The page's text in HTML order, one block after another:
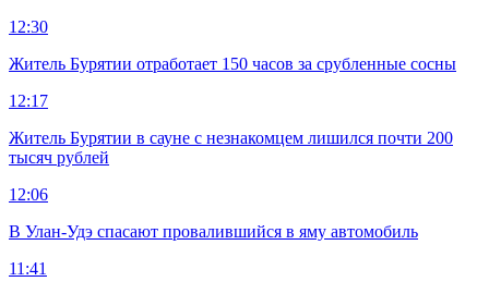
12:30
Житель Бурятии отработает 150 часов за срубленные сосны
12:17
Житель Бурятии в сауне с незнакомцем лишился почти 200
тысяч рублей
12:06
В Улан-Удэ спасают провалившийся в яму автомобиль
11:41